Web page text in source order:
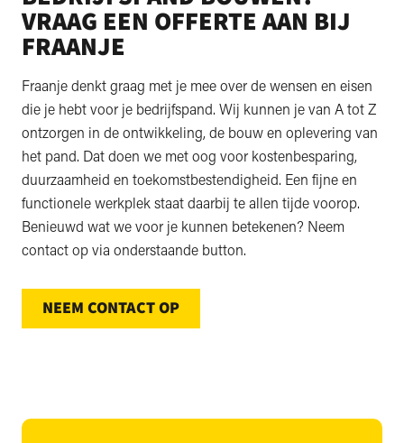
VRAAG EEN OFFERTE AAN BIJ
FRAANJE
Fraanje denkt graag met je mee over de wensen en eisen
die je hebt voor je bedrijfspand. Wij kunnen je van A tot Z
ontzorgen in de ontwikkeling, de bouw en oplevering van
het pand. Dat doen we met oog voor kostenbesparing,
duurzaamheid en toekomstbestendigheid. Een fijne en
functionele werkplek staat daarbij te allen tijde voorop.
Benieuwd wat we voor je kunnen betekenen? Neem
contact op via onderstaande button.
NEEM CONTACT OP